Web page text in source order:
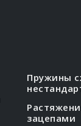
Пружины
зацепами